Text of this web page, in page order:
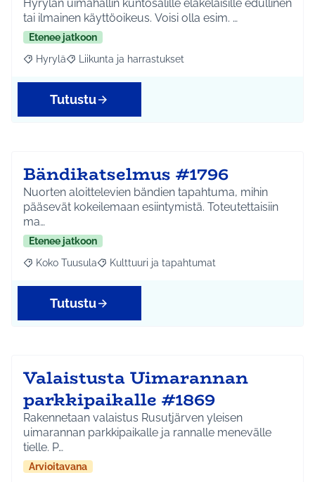
Hyrylän uimahallin kuntosalille eläkeläisille edullinen
tai ilmainen käyttöoikeus. Voisi olla esim. …
Etenee jatkoon
Rajaa tulokset aihepiirin mukaan: Hyrylä
Hyrylä Rajaa tulokset teeman mukaan: Liikunta ja
Liikunta ja harrastukset
Tutustu
Bändikatselmus #1796
Nuorten aloittelevien bändien tapahtuma, mihin
pääsevät kokeilemaan esiintymistä. Toteutettaisiin
ma…
Etenee jatkoon
Rajaa tulokset aihepiirin mukaan: Koko Tuusula
Koko Tuusula Rajaa tulokset teeman mukaan: Kulttuuri ja
Kulttuuri ja tapahtumat
Tutustu
Valaistusta Uimarannan
parkkipaikalle #1869
Rakennetaan valaistus Rusutjärven yleisen
uimarannan parkkipaikalle ja rannalle menevälle
tielle. P…
Arvioitavana